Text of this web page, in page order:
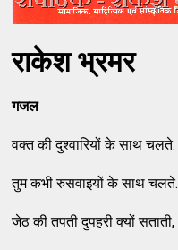
राकेश भ्रमर
गजल
वक्त की दुश्वारियों के साथ चलते.
तुम कभी रुसवाइयों के साथ चलते.
जेठ की तपती दुपहरी क्यों सताती,